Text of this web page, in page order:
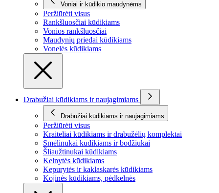
Voniai ir kūdikio maudynėms
Peržiūrėti visus
Rankšluosčiai kūdikiams
Vonios rankšluosčiai
Maudynių priedai kūdikiams
Vonelės kūdikiams
Drabužiai kūdikiams ir naujagimiams
Drabužiai kūdikiams ir naujagimiams
Peržiūrėti visus
Kraiteliai kūdikiams ir drabužėlių komplektai
Smėlinukai kūdikiams ir bodžiukai
Šliaužtinukai kūdikiams
Kelnytės kūdikiams
Kepurytės ir kaklaskarės kūdikiams
Kojinės kūdikiams, pėdkelnės